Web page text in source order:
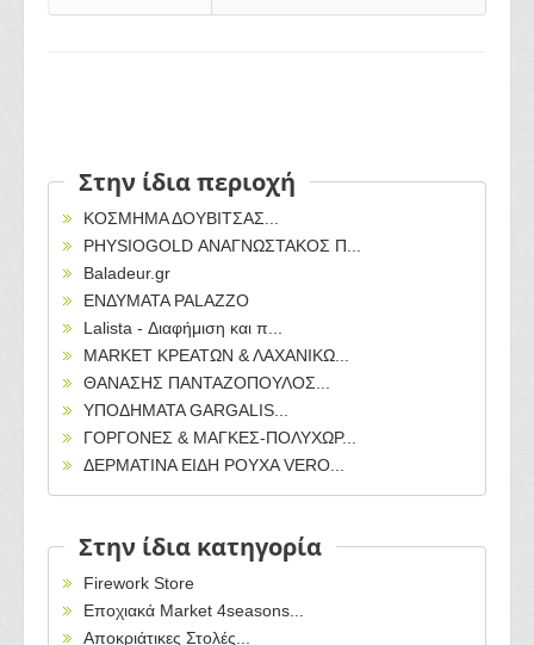
Στην ίδια περιοχή
ΚΟΣΜΗΜΑ ΔΟΥΒΙΤΣΑΣ...
PHYSIOGOLD ΑΝΑΓΝΩΣΤΑΚΟΣ Π...
Baladeur.gr
ΕΝΔΥΜΑΤΑ PALAZZO
Lalista - Διαφήμιση και π...
MARKET ΚΡΕΑΤΩΝ & ΛΑΧΑΝΙΚΩ...
ΘΑΝΑΣΗΣ ΠΑΝΤΑΖΟΠΟΥΛΟΣ...
ΥΠΟΔΗΜΑΤΑ GARGALIS...
ΓΟΡΓΟΝΕΣ & ΜΑΓΚΕΣ-ΠΟΛΥΧΩΡ...
ΔΕΡΜΑΤΙΝΑ ΕΙΔΗ ΡΟΥΧΑ VERO...
Στην ίδια κατηγορία
Firework Store
Εποχιακά Market 4seasons...
Αποκριάτικες Στολές...